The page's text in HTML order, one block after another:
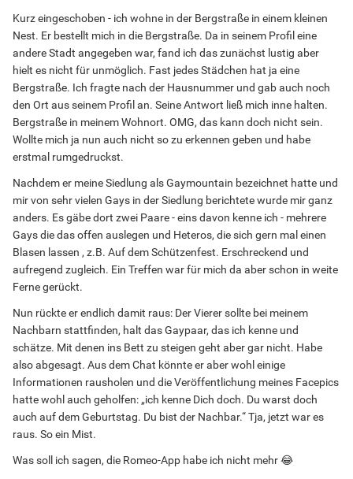
Kurz eingeschoben - ich wohne in der Bergstraße in einem kleinen
Nest. Er bestellt mich in die Bergstraße. Da in seinem Profil eine
andere Stadt angegeben war, fand ich das zunächst lustig aber
hielt es nicht für unmöglich. Fast jedes Städchen hat ja eine
Bergstraße. Ich fragte nach der Hausnummer und gab auch noch
den Ort aus seinem Profil an. Seine Antwort ließ mich inne halten.
Bergstraße in meinem Wohnort. OMG, das kann doch nicht sein.
Wollte mich ja nun auch nicht so zu erkennen geben und habe
erstmal rumgedruckst.
Nachdem er meine Siedlung als Gaymountain bezeichnet hatte und
mir von sehr vielen Gays in der Siedlung berichtete wurde mir ganz
anders. Es gäbe dort zwei Paare - eins davon kenne ich - mehrere
Gays die das offen auslegen und Heteros, die sich gern mal einen
Blasen lassen , z.B. Auf dem Schützenfest. Erschreckend und
aufregend zugleich. Ein Treffen war für mich da aber schon in weite
Ferne gerückt.
Nun rückte er endlich damit raus: Der Vierer sollte bei meinem
Nachbarn stattfinden, halt das Gaypaar, das ich kenne und
schätze. Mit denen ins Bett zu steigen geht aber gar nicht. Habe
also abgesagt. Aus dem Chat könnte er aber wohl einige
Informationen rausholen und die Veröffentlichung meines Facepics
hatte wohl auch geholfen: „ich kenne Dich doch. Du warst doch
auch auf dem Geburtstag. Du bist der Nachbar.“ Tja, jetzt war es
raus. So ein Mist.
Was soll ich sagen, die Romeo-App habe ich nicht mehr 😂